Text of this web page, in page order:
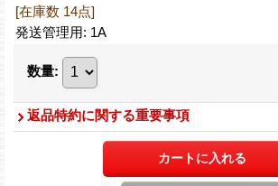
[在庫数 14点]
発送管理用: 1A
数量:
返品特約に関する重要事項